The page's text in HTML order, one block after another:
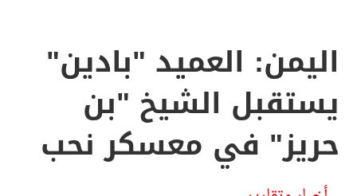
اليمن: العميد "بادين"
يستقبل الشيخ "بن
حريز" في معسكر نحب